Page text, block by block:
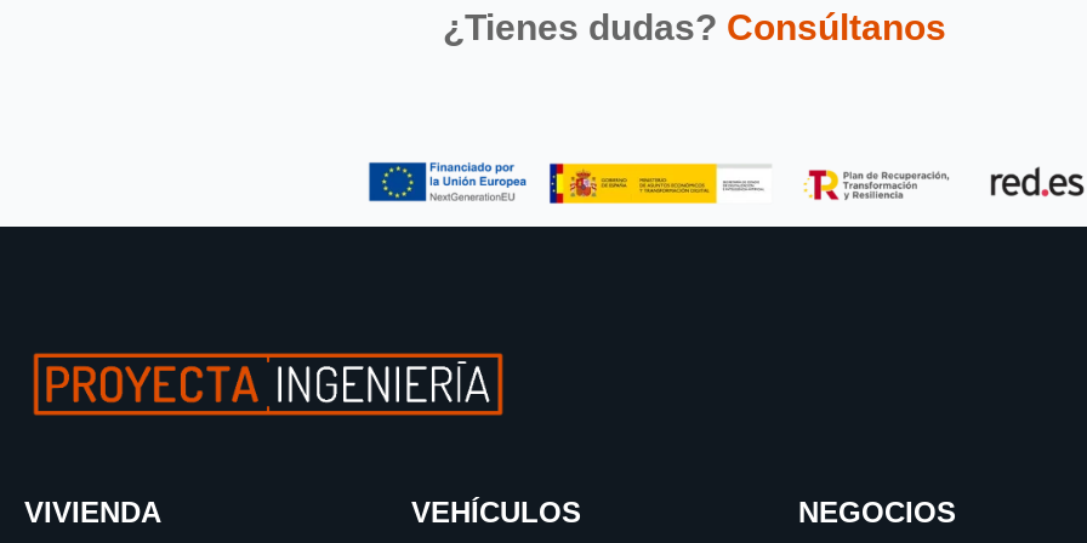
¿Tienes dudas? Consúltanos
VIVIENDA VEHÍCULOS NEGOCIOS